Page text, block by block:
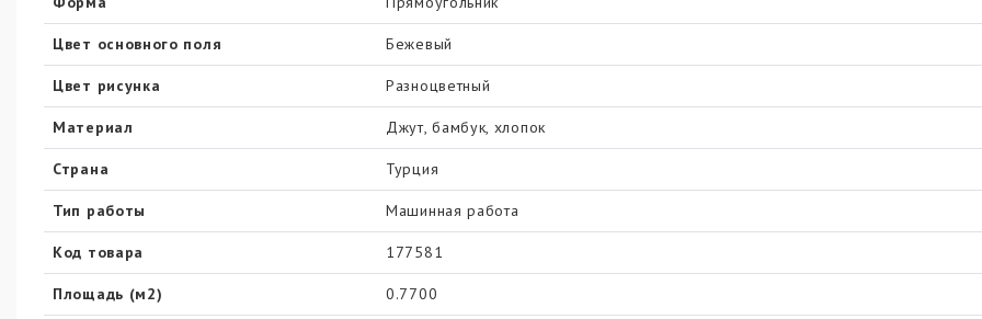
Цвет основного поля Бежевый
Цвет рисунка Разноцветный
Материал Джут, бамбук, хлопок
Страна Турция
Тип работы Машинная работа
Код товара 177581
Площадь (м2) 0.7700